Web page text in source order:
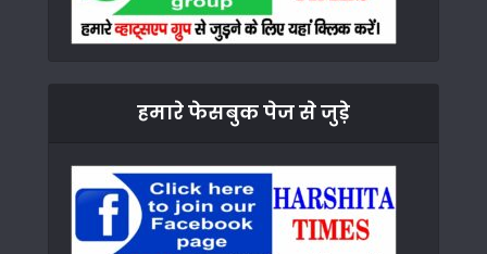
हमारे फेसबुक पेज से जुड़े